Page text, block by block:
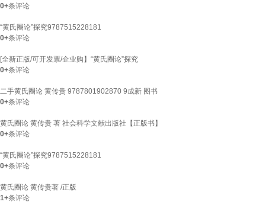
0+条评论
“黄氏圈论”探究9787515228181
0+条评论
[全新正版/可开发票/企业购】“黄氏圈论”探究
0+条评论
二手黄氏圈论 黄传贵 9787801902870 9成新 图书
0+条评论
黄氏圈论 黄传贵 著 社会科学文献出版社【正版书】
0+条评论
“黄氏圈论”探究9787515228181
0+条评论
黄氏圈论 黄传贵著 /正版
1+条评论